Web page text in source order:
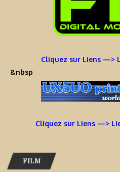
Cliquez sur Liens —>
&nbsp
Cliquez sur Liens —>
FILM